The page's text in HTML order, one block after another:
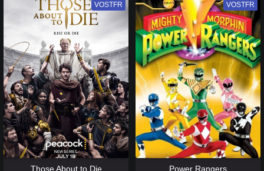
VF
VOSTFR
Those About to Die
VF
VOSTFR
Power Rangers